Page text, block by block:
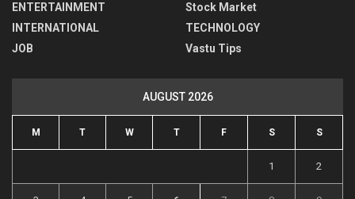
ENTERTAINMENT
INTERNATIONAL
JOB
Stock Market
TECHNOLOGY
Vastu Tips
AUGUST 2026
M T W T F S S
1 2